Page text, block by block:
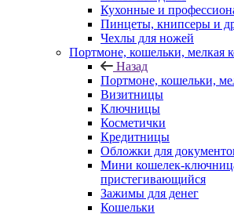
Кухонные и
Пинцеты, книпсеры и
Чехлы для ножей
Портмоне, кошельки, мелкая
Назад
Портмоне, кошельки,
Визитницы
Ключницы
Косметички
Кредитницы
Обложки для
Мини кошелек-
пристегивающийся
Зажимы для денег
Кошельки